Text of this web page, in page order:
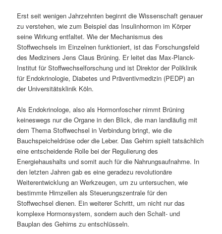
n
g
e
n
r
i
n
g
e
n
Erst seit wenigen Jahrzehnten beginnt die Wissenschaft genauer
zu verstehen, wie zum Beispiel das Insulinhormon im Körper
seine Wirkung entfaltet. Wie der Mechanismus des
Stoffwechsels im Einzelnen funktioniert, ist das Forschungsfeld
des Mediziners Jens Claus Brüning. Er leitet das Max-Planck-
Institut für Stoffwechselforschung und ist Direktor der Poliklinik
für Endokrinologie, Diabetes und Präventivmedizin (PEDP) an
der Universitätsklinik Köln.
Als Endokrinologe, also als Hormonfoscher nimmt Brüning
keineswegs nur die Organe in den Blick, die man landläufig mit
dem Thema Stoffwechsel in Verbindung bringt, wie die
Bauchspeicheldrüse oder die Leber. Das Gehirn spielt tatsächlich
eine entscheidende Rolle bei der Regulierung des
Energiehaushalts und somit auch für die Nahrungsaufnahme. In
den letzten Jahren gab es eine geradezu revolutionäre
Weiterentwicklung an Werkzeugen, um zu untersuchen, wie
bestimmte Hirnzellen als Steuerungszentrale für den
Stoffwechsel dienen. Ein weiterer Schritt, um nicht nur das
komplexe Hormonsystem, sondern auch den Schalt- und
Bauplan des Gehirns zu entschlüsseln.